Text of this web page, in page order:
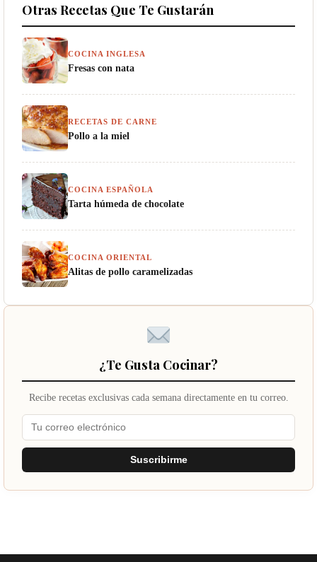
Otras Recetas Que Te Gustarán
COCINA INGLESA
Fresas con nata
RECETAS DE CARNE
Pollo a la miel
COCINA ESPAÑOLA
Tarta húmeda de chocolate
COCINA ORIENTAL
Alitas de pollo caramelizadas
¿Te Gusta Cocinar?
Recibe recetas exclusivas cada semana directamente en tu correo.
Suscribirme